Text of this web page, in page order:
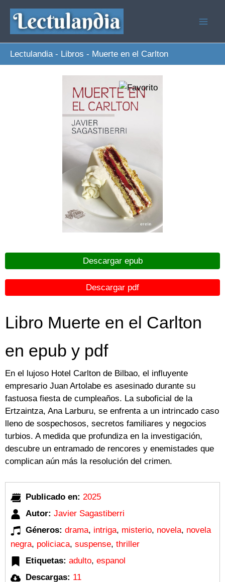
contenido
Lectulandia- Libros - Muerte en el Carlton
Descargar epub
Descargar pdf
Libro Muerte en el Carlton
en epub y pdf
En el lujoso Hotel Carlton de Bilbao, el influyente
empresario Juan Artolabe es asesinado durante su
fastuosa fiesta de cumpleaños. La suboficial de la
Ertzaintza, Ana Larburu, se enfrenta a un intrincado caso
lleno de sospechosos, secretos familiares y negocios
turbios. A medida que profundiza en la investigación,
descubre un entramado de rencores y enemistades que
complican aún más la resolución del crimen.
Publicado en: 2025
Autor: Javier Sagastiberri
Géneros: drama, intriga, misterio, novela, novela
negra, policiaca, suspense, thriller
Etiquetas: adulto, espanol
Descargas: 11